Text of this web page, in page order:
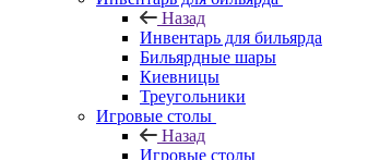
Назад
Инвентарь для бильярда
Бильярдные шары
Киевницы
Треугольники
Игровые столы
Назад
Игровые столы